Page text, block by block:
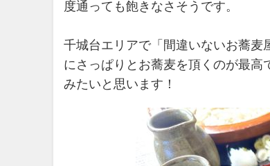
度通っても飽きなさそうです。
千城台エリアで「間違いないお蕎麦
にさっぱりとお蕎麦を頂くのが最
みたいと思います！